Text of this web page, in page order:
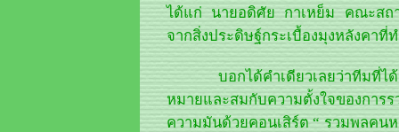
ได้แก่ นายอดิศัย กาเหย็ม คณะสถ
จากสิ่งประดิษฐ์กระเบื้องมุงหลังคาที่
บอกได้คำเดียวเลยว่าทีมที่ได้รับ
หมายและสมกับความตั้งใจของกา
ความมันด้วยคอนเสิร์ต “ รวมพลคน